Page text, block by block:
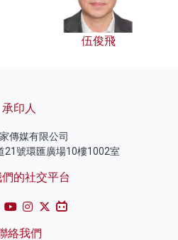
伍俊飛
承印人
傳媒有限公司
21號環匯廣場10樓1002室
的社交平台
絡我們